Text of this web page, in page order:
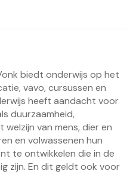
biedt onderwijs op het
vavo, cursussen en
heeft aandacht voor
duurzaamheid,
van mens, dier en
en volwassenen hun
te ontwikkelen die in de
zijn. En dit geldt ook voor